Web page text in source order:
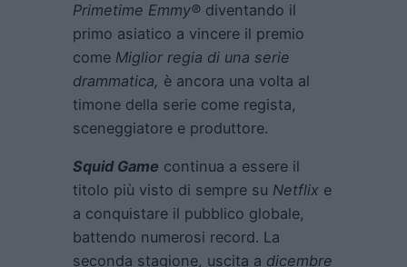
Primetime Emmy® diventando il
primo asiatico a vincere il premio
come Miglior regia di una serie
drammatica, è ancora una volta al
timone della serie come regista,
sceneggiatore e produttore.
Squid Game continua a essere il
titolo più visto di sempre su Netflix e
a conquistare il pubblico globale,
battendo numerosi record. La
seconda stagione, uscita a dicembre